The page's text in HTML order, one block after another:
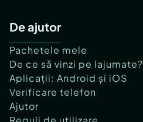
De ajutor
Pachetele mele
De ce să vinzi pe lajumate?
Aplicații: Android și iOS
Verificare telefon
Ajutor